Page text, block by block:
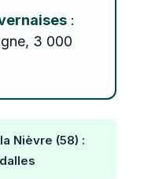
:
3 000
Nièvre (58) :